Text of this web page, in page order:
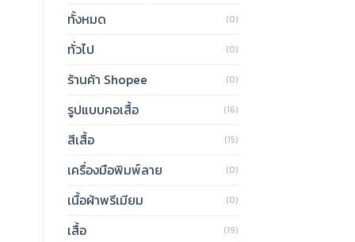
ทั้งหมด (0)
ทั่วไป (0)
ร้านค้า Shopee (0)
รูปแบบคอเสื้อ (16)
สีเสื้อ (15)
เครื่องมือพิมพ์ลาย (0)
เนื้อผ้าพรีเมียม (0)
เสื้อ (19)